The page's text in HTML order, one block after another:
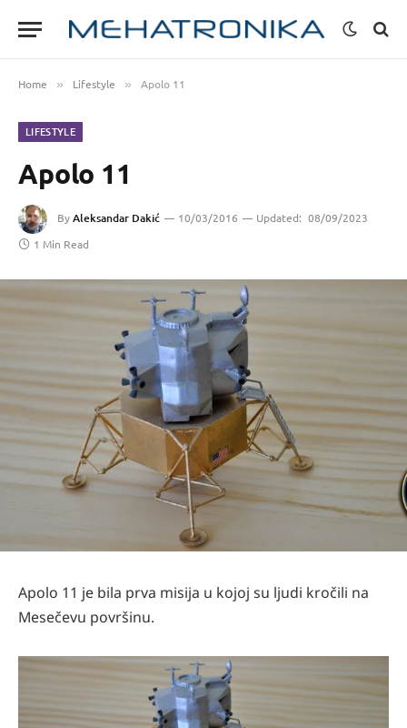
Home » Lifestyle » Apolo 11
LIFESTYLE
Apolo 11
ByAleksandar Dakić 10/03/2016 Updated: 08/09/2023
1 Min Read
Apolo 11 je bila prva misija u kojoj su ljudi kročili na
Mesečevu površinu.